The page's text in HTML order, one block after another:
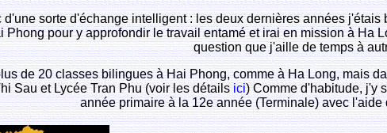
d'une sorte d'échange intelligent : les deux dernières années
Phong pour y approfondir le travail entamé et irai en mission à Ha
question que j'aille de temps à
de 20 classes bilingues à Hai Phong, comme à Ha Long, mais
Sau et Lycée Tran Phu (voir les détailsici) Comme d'habitude, j'y
année primaire à la 12e année (Terminale) avec